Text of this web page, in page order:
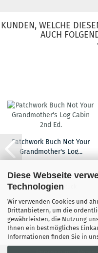
Diese Webseite
Technologien
Wir verwenden Cookies und
Drittanbietern, um die
gewährleisten, die Nutzung
Ihnen ein bestmögliches
Informationen finden Sie in
KUNDEN, WELCHE
AUCH
Patchwork Buch Not Your
Grandmother's Log...
29,95 EUR
29,95 EUR pro Stück